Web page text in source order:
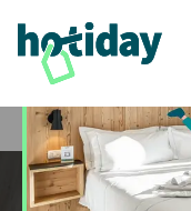
Home Hotels